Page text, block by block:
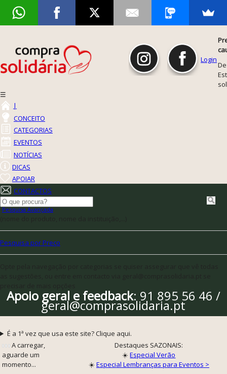
Login
☰
|
CONCEITO
CATEGORIAS
EVENTOS
NOTÍCIAS
DICAS
APOIAR
CONTACTOS
Pesquisa Avançada
Pesquisa por Preço
Apoio geral e feedback: 91 895 56 46 /
geral@comprasolidaria.pt
É a 1ª vez que usa este site? Clique aqui.
A carregar,
aguarde um
momento...
Destaques SAZONAIS:
☀️Especial Verão
☀️Especial Lembranças para Eventos >